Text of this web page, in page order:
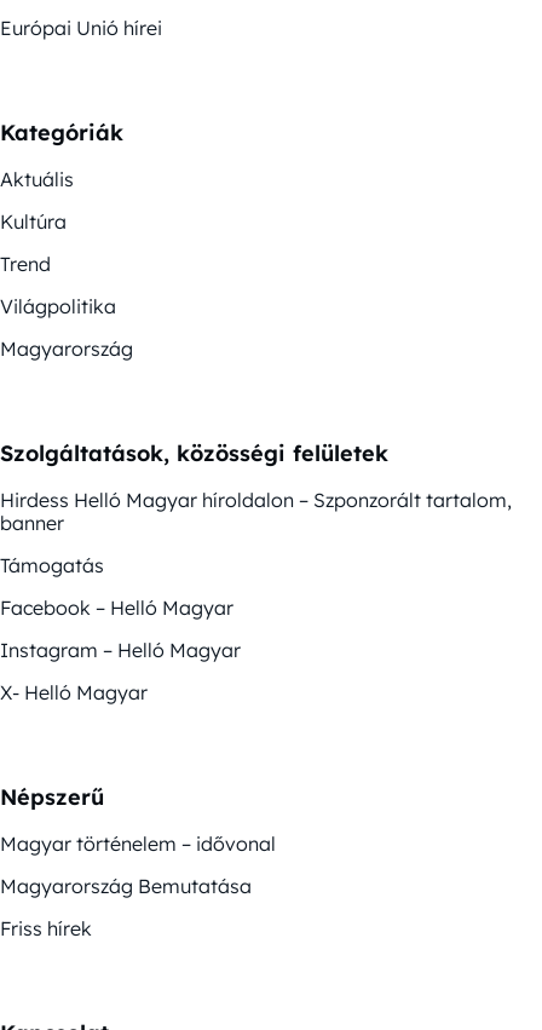
Európai Unió hírei
Kategóriák
Aktuális
Kultúra
Trend
Világpolitika
Magyarország
Szolgáltatások, közösségi felületek
Hirdess Helló Magyar híroldalon – Szponzorált tartalom,
banner
Támogatás
Facebook – Helló Magyar
Instagram – Helló Magyar
X- Helló Magyar
Népszerű
Magyar történelem – idővonal
Magyarország Bemutatása
Friss hírek